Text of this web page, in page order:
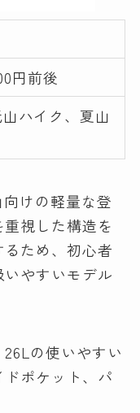
円前後
ハイク、夏山
けの軽量な登
視した構造を
ため、初心者
やすいモデル
の使いやすい
ポケット、パ